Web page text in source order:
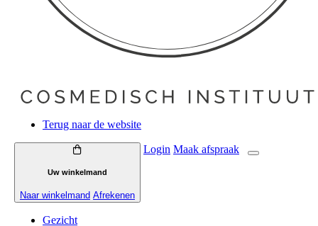
Terug naar de website
Uw winkelmand
Naar winkelmand Afrekenen
Login Maak afspraak
Gezicht